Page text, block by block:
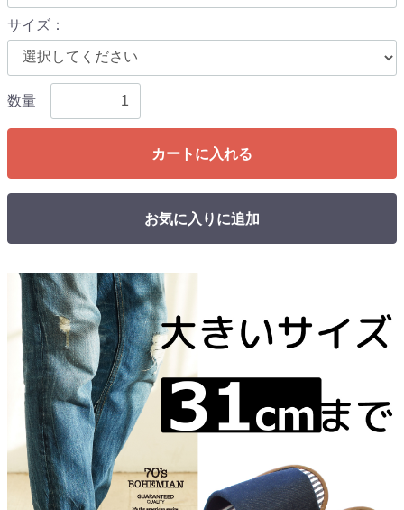
サイズ ：
数量
カートに入れる
お気に入りに追加